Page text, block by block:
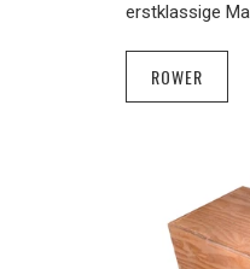
erstklassige
ROWER